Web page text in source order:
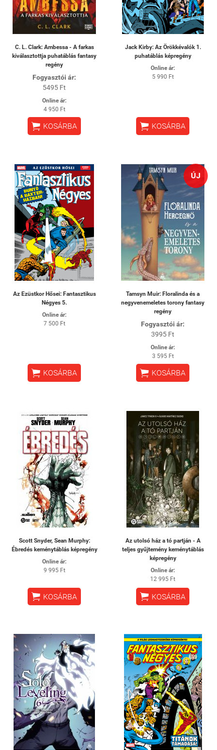
C. L. Clark: Ambessa - A farkas
kiválasztottja puhatáblás fantasy
regény
Fogyasztói ár:
5495 Ft
Online ár:
4 950 Ft
 KOSÁRBA
Jack Kirby: Az Örökkévalók 1.
puhatáblás képregény
Online ár:
5 990 Ft
 KOSÁRBA
Az Ezüstkor Hősei: Fantasztikus
Négyes 5.
Online ár:
7 500 Ft
 KOSÁRBA
ÚJ
Tamsyn Muir: Floralinda és a
negyvenemeletes torony fantasy
regény
Fogyasztói ár:
3995 Ft
Online ár:
3 595 Ft
 KOSÁRBA
Scott Snyder, Sean Murphy:
Ébredés keménytáblás képregény
Online ár:
9 995 Ft
 KOSÁRBA
Az utolsó ház a tó partján - A
teljes gyűjtemény keménytáblás
képregény
Online ár:
12 995 Ft
 KOSÁRBA